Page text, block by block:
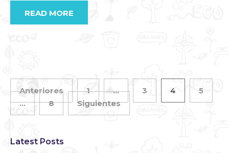
READ MORE
Anteriores 1 … 3 4
5
…
8 Siguientes
Latest Posts